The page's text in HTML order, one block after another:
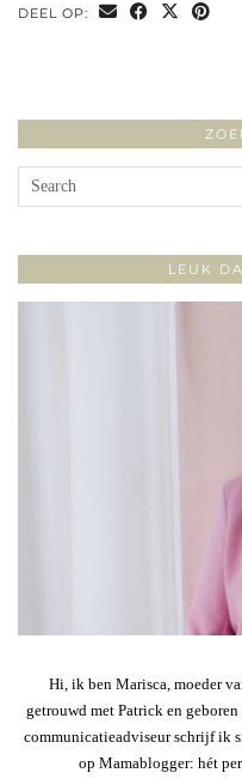
DEEL OP:
LEUK
Hi, ik ben Marisca, moeder
getrouwd met Patrick en
communicatieadviseur schrijf ik
op Mamablogger: hét